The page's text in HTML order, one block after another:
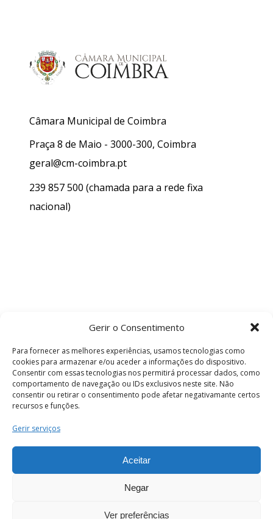
Gerir o Consentimento
Para fornecer as melhores experiências, usamos tecnologias como
cookies para armazenar e/ou aceder a informações do dispositivo.
Consentir com essas tecnologias nos permitirá processar dados, como
comportamento de navegação ou IDs exclusivos neste site. Não
consentir ou retirar o consentimento pode afetar negativamante certos
recursos e funções.
Gerir serviços
Aceitar
Negar
Ver preferências
Câmara Municipal de Coimbra
Praça 8 de Maio - 3000-300, Coimbra
geral@cm-coimbra.pt
239 857 500 (chamada para a rede fixa
nacional)
Termos e Condições
os direitos reservados.